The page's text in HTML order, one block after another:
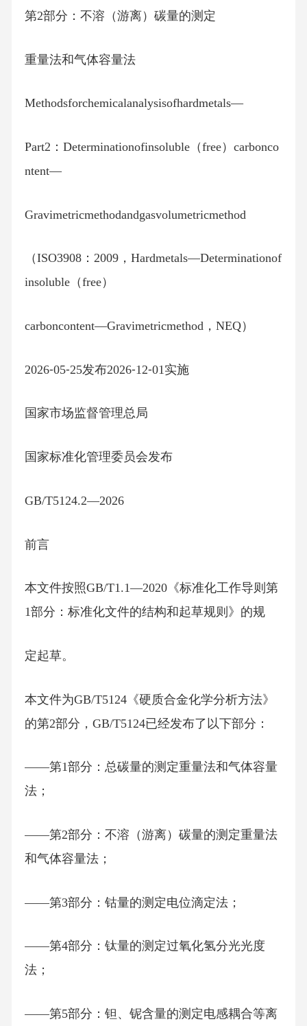
第2部分：不溶（游离）碳量的测定
重量法和气体容量法
Methodsforchemicalanalysisofhardmetals—
Part2：Determinationofinsoluble（free）carbonco
ntent—
Gravimetricmethodandgasvolumetricmethod
（ISO3908：2009，Hardmetals—Determinationof
insoluble（free）
carboncontent—Gravimetricmethod，NEQ）
2026⁃05⁃25发布2026⁃12⁃01实施
国家市场监督管理总局
国家标准化管理委员会发布
GB/T5124.2—2026
前言
本文件按照GB/T1.1—2020《标准化工作导则第
1部分：标准化文件的结构和起草规则》的规
定起草。
本文件为GB/T5124《硬质合金化学分析方法》
的第2部分，GB/T5124已经发布了以下部分：
——第1部分：总碳量的测定重量法和气体容量
法；
——第2部分：不溶（游离）碳量的测定重量法
和气体容量法；
——第3部分：钴量的测定电位滴定法；
——第4部分：钛量的测定过氧化氢分光光度
法；
——第5部分：钽、铌含量的测定电感耦合等离